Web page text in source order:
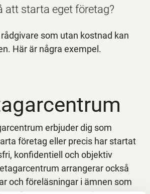
att starta eget företag?
som utan kostnad kan
Här är några exempel.
erbjuder dig som
företag eller precis har startat
konfidentiell och objektiv
arrangerar också
och föreläsningar i ämnen som